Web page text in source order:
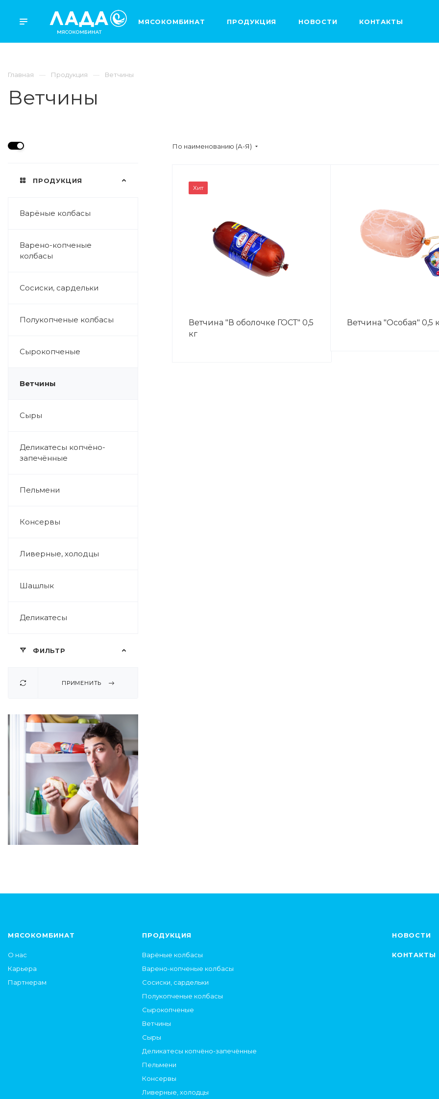
МЯСОКОМБИНАТ ПРОДУКЦИЯ НОВОСТИ КОНТАКТЫ
Главная Продукция Ветчины
Ветчины
ПРОДУКЦИЯ
Варёные колбасы
Варено-копченые
колбасы
Сосиски, сардельки
Полукопченые колбасы
Сырокопченые
Ветчины
Сыры
Деликатесы копчёно-
запечённые
Пельмени
Консервы
Ливерные, холодцы
Шашлык
Деликатесы
ФИЛЬТР
ПРИМЕНИТЬ
По наименованию (А-Я)
ВЕС
Хит
Ветчина "В оболочке ГОСТ" 0,5
кг
Ветчина "Особая" 0,5
МЯСОКОМБИНАТ
О нас
Карьера
Партнерам
ПРОДУКЦИЯ
Варёные колбасы
Варено-копченые колбасы
Сосиски, сардельки
Полукопченые колбасы
Сырокопченые
Ветчины
Сыры
Деликатесы копчёно-запечённые
Пельмени
Консервы
Ливерные, холодцы
НОВОСТИ
КОНТАКТЫ